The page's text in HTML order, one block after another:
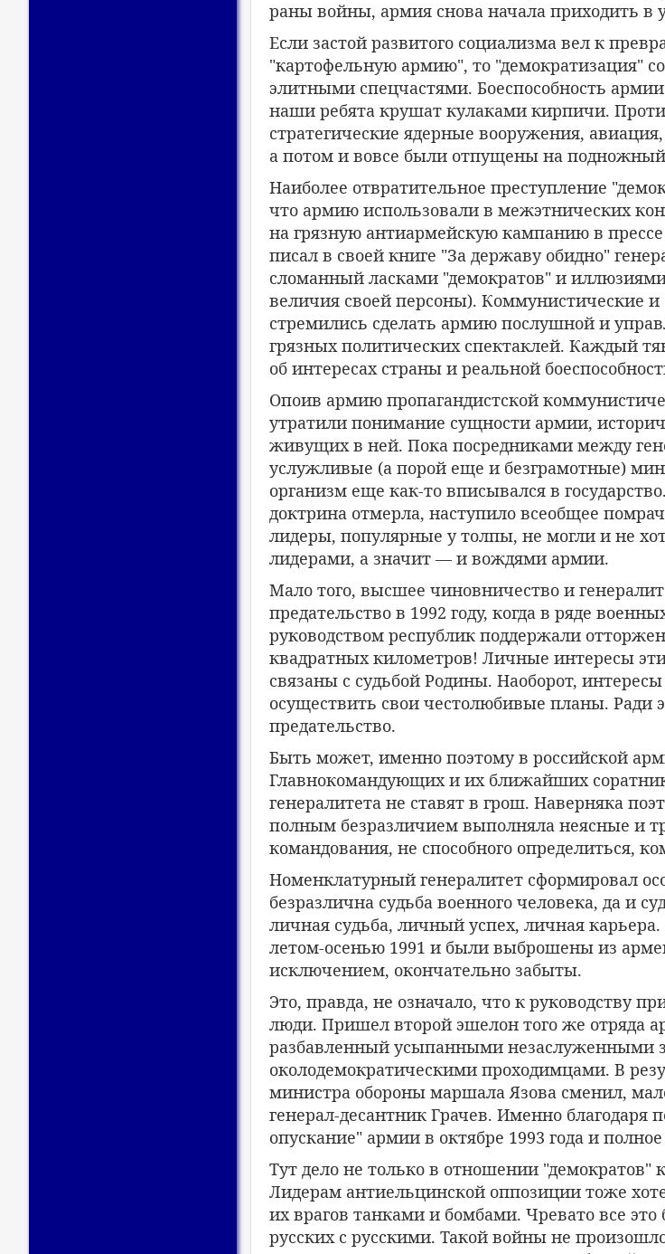
раны войны, армия снова начала приходить в
Если застой развитого социализма вел к
"картофельную армию", то "демократизация"
элитными спецчастями. Боеспособность
наши ребята крушат кулаками кирпичи.
стратегические ядерные вооружения,
а потом и вовсе были отпущены на
Наиболее отвратительное преступление
что армию использовали в межэтнических
на грязную антиармейскую кампанию в
писал в своей книге "За державу обидно"
сломанный ласками "демократов" и
величия своей персоны). Коммунистические
стремились сделать армию послушной и
грязных политических спектаклей. Каждый
об интересах страны и реальной
Опоив армию пропагандистской
утратили понимание сущности армии,
живущих в ней. Пока посредниками между
услужливые (а порой еще и безграмотные)
организм еще как-то вписывался в
доктрина отмерла, наступило всеобщее
лидеры, популярные у толпы, не могли и не
лидерами, а значит — и вождями армии.
Мало того, высшее чиновничество и
предательство в 1992 году, когда в ряде
руководством республик поддержали
квадратных километров! Личные интересы
связаны с судьбой Родины. Наоборот,
осуществить свои честолюбивые планы. Ради
предательство.
Быть может, именно поэтому в российской
Главнокомандующих и их ближайших
генералитета не ставят в грош. Наверняка
полным безразличием выполняла неясные и
командования, не способного определиться,
Номенклатурный генералитет сформировал
безразлична судьба военного человека, да и
личная судьба, личный успех, личная
летом-осенью 1991 и были выброшены из
исключением, окончательно забыты.
Это, правда, не означало, что к руководству
люди. Пришел второй эшелон того же отряда
разбавленный усыпанными незаслуженными
околодемократическими проходимцами. В
министра обороны маршала Язова сменил,
генерал-десантник Грачев. Именно благодаря
опускание" армии в октябре 1993 года и
Тут дело не только в отношении "демократов"
Лидерам антиельцинской оппозиции тоже
их врагов танками и бомбами. Чревато все
русских с русскими. Такой войны не